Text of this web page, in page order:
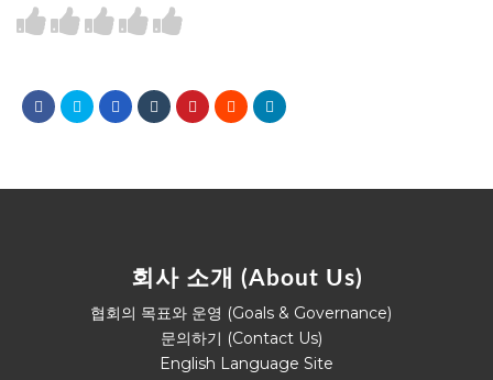
회사 소개 (About Us)
협회의 목표와 운영 (Goals & Governance)
문의하기 (Contact Us)
English Language Site